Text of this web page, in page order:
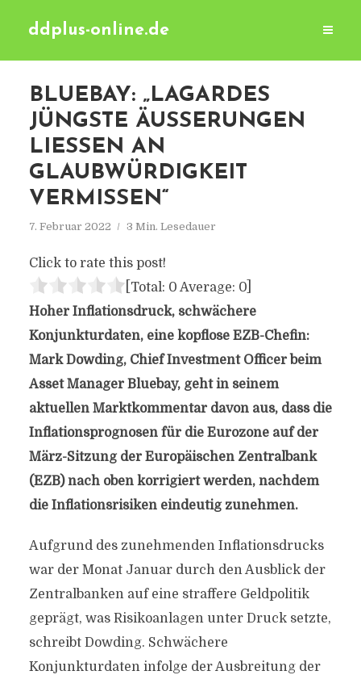
ddplus-online.de
BLUEBAY: „LAGARDES
JÜNGSTE ÄUSSERUNGEN L
IESSEN AN GL
AUBWÜRDIGKEIT VE
RMISSEN“
7. Februar 2022 3 Min. Lesedauer
Click to rate this post!
[Total: 0 Average: 0]
Hoher Inflationsdruck, schwächere
Konjunkturdaten, eine kopflose EZB-Chefin:
Mark Dowding, Chief Investment Officer beim
Asset Manager Bluebay, geht in seinem
aktuellen Marktkommentar davon aus, dass die
Inflationsprognosen für die Eurozone auf der
März-Sitzung der Europäischen Zentralbank
(EZB) nach oben korrigiert werden, nachdem
die Inflationsrisiken eindeutig zunehmen.
Aufgrund des zunehmenden Inflationsdrucks
war der Monat Januar durch den Ausblick der
Zentralbanken auf eine straffere Geldpolitik
geprägt, was Risikoanlagen unter Druck setzte,
schreibt Dowding. Schwächere
Konjunkturdaten infolge der Ausbreitung der